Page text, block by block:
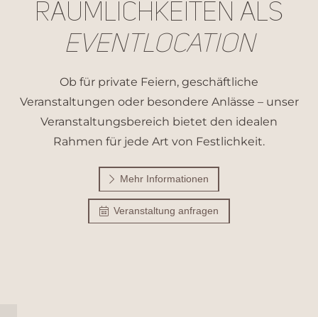
Räumlichkeiten als
Eventlocation
Ob für private Feiern, geschäftliche
Veranstaltungen oder besondere Anlässe – unser
Veranstaltungsbereich bietet den idealen
Rahmen für jede Art von Festlichkeit.
Mehr Informationen
Veranstaltung anfragen